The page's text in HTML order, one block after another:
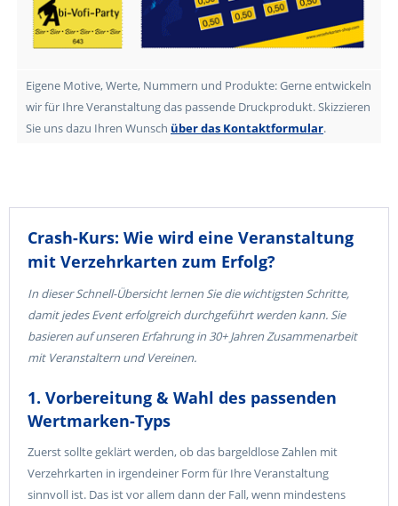
Eigene Motive, Werte, Nummern und Produkte: Gerne entwickeln
wir für Ihre Veranstaltung das passende Druckprodukt. Skizzieren
Sie uns dazu Ihren Wunsch über das Kontaktformular.
Crash-Kurs: Wie wird eine Veranstaltung
mit Verzehrkarten zum Erfolg?
In dieser Schnell-Übersicht lernen Sie die wichtigsten Schritte,
damit jedes Event erfolgreich durchgeführt werden kann. Sie
basieren auf unseren Erfahrung in 30+ Jahren Zusammenarbeit
mit Veranstaltern und Vereinen.
1. Vorbereitung & Wahl des passenden
Wertmarken-Typs
Zuerst sollte geklärt werden, ob das bargeldlose Zahlen mit
Verzehrkarten in irgendeiner Form für Ihre Veranstaltung
sinnvoll ist. Das ist vor allem dann der Fall, wenn mindestens